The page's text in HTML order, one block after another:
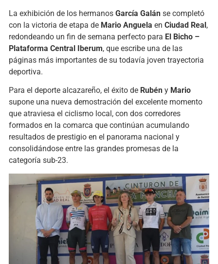
La exhibición de los hermanos García Galánse completó
con la victoria de etapa de Mario Anguela en Ciudad Real,
redondeando un fin de semana perfecto para El Bicho –
Plataforma Central Iberum, que escribe una de las
páginas más importantes de su todavía joven trayectoria
deportiva.
Para el deporte alcazareño, el éxito de Rubény Mario
supone una nueva demostración del excelente momento
que atraviesa el ciclismo local, con dos corredores
formados en la comarca que continúan acumulando
resultados de prestigio en el panorama nacional y
consolidándose entre las grandes promesas de la
categoría sub-23.